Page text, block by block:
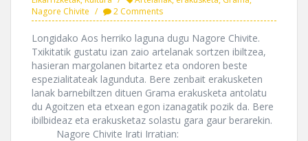
Nagore Chivite
2 Comments
Longidako Aos herriko laguna dugu Nagore Chivite.
Txikitatik gustatu izan zaio artelanak sortzen ibiltzea,
hasieran margolanen bitartez eta ondoren beste
espezialitateak lagunduta. Bere zenbait erakusketen
lanak barnebiltzen dituen Grama erakusketa antolatu
du Agoitzen eta etxean egon izanagatik pozik da. Bere
ibilbideaz eta erakusketaz solastu gara gaur berarekin.
Nagore Chivite Irati Irratian: